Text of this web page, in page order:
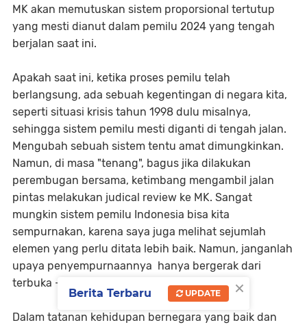
MK akan memutuskan sistem proporsional tertutup
yang mesti dianut dalam pemilu 2024 yang tengah
berjalan saat ini.
Apakah saat ini, ketika proses pemilu telah
berlangsung, ada sebuah kegentingan di negara kita,
seperti situasi krisis tahun 1998 dulu misalnya,
sehingga sistem pemilu mesti diganti di tengah jalan.
Mengubah sebuah sistem tentu amat dimungkinkan.
Namun, di masa "tenang", bagus jika dilakukan
perembugan bersama, ketimbang mengambil jalan
pintas melakukan judical review ke MK. Sangat
mungkin sistem pemilu Indonesia bisa kita
sempurnakan, karena saya juga melihat sejumlah
elemen yang perlu ditata lebih baik. Namun, janganlah
upaya penyempurnaannya hanya bergerak dari
terbuka - tertutup semata.
Dalam tatanan kehidupan bernegara yang baik dan
×
Berita Terbaru UPDATE